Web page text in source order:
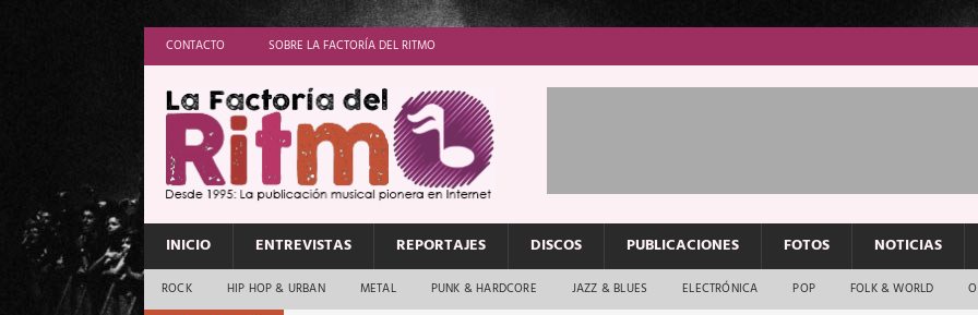
CONTACTO SOBRE LA FACTORÍA DEL RITMO
INICIO ENTREVISTAS REPORTAJES DISCOS PUBLICACIONES FOTOS NOTICIAS
ROCK HIP HOP & URBAN METAL PUNK & HARDCORE JAZZ & BLUES ELECTRÓNICA POP FOLK & WORLD